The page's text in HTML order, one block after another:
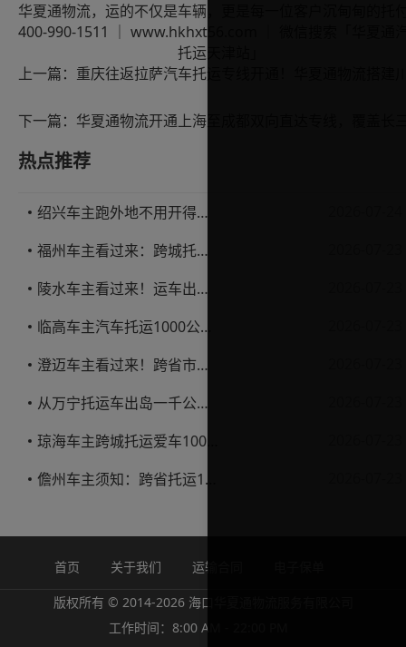
华夏通物流，运的不仅是车辆，更是每一位客户沉甸甸的托
400-990-1511 www.hkhxt56.com
托运天津站」
上一篇：
下一篇：
热点推荐
绍兴车主跑外地不用开得累？这份汽车托运实用指南收好不亏
福州车主看过来：跨城托运1000公里，这笔账要怎么算才不亏
陵水车主看过来！运车出岛一千公里，这笔账得这么算
临高车主汽车托运1000公里省钱避坑指南
澄迈车主看过来！跨省市托运私家车，这些账得算明白
从万宁托运车出岛一千公里，这笔钱该怎么花才不踩坑
儋州车主须知：跨省托运1000公里费用怎么算？
首页 关于我们 运输合同
版权所有 © 2014-2026 海口华夏通物流服务有限公司
工作时间：8:00 AM - 22:00 PM